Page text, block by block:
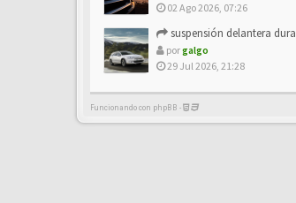
02 Ago 2026, 07:26
suspensión delantera dura
porgalgo
29 Jul 2026, 21:28
Funcionando con phpBB -